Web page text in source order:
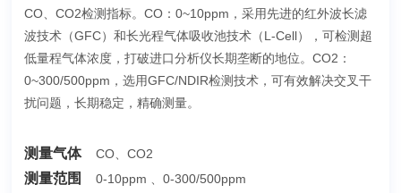
CO、CO2检测指标。CO：0~10ppm，采用先进的红外波长滤
波技术（GFC）和长光程气体吸收池技术（L-Cell），可检测超
低量程气体浓度，打破进口分析仪长期垄断的地位。CO2：
0~300/500ppm，选用GFC/NDIR检测技术，可有效解决交叉干
扰问题，长期稳定，精确测量。
测量气体 CO、CO2
测量范围 0-10ppm 、0-300/500ppm